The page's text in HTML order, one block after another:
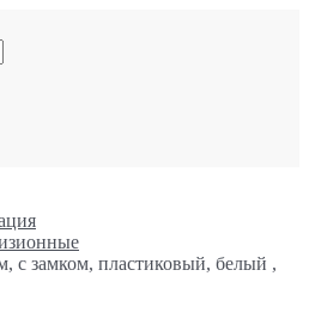
с замком, пластиковый, белый ,